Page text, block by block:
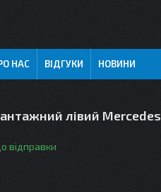
НАС ВІДГУКИ НОВИНИ
лівий Mercedes
відправки